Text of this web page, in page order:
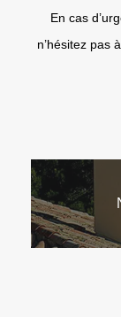
En cas
n’hésitez pas